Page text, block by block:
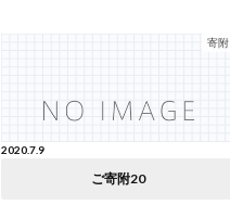
寄附
2020.7.9
ご寄附20